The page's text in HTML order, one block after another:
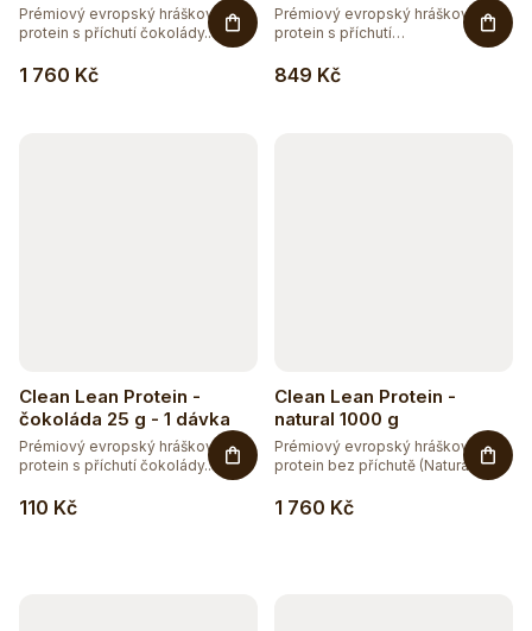
1 760 Kč
Prémiový evropský hráškový
protein s příchutí čokolády.
849 Kč
Prémiový evropský hráškový
protein s příchutí
Clean Lean Protein -
čokoláda 25 g - 1 dávka
110 Kč
Prémiový evropský hráškový
protein s příchutí čokolády.
Clean Lean Protein -
natural 1000 g
1 760 Kč
Prémiový evropský hráškový
protein bez příchutě (Natural)....
Těžko po jídle?